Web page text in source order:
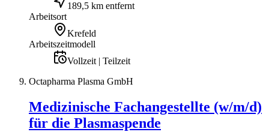
189,5 km entfernt
Arbeitsort
Krefeld
Arbeitszeitmodell
Vollzeit | Teilzeit
Octapharma Plasma GmbH
Medizinische Fachangestellte (w/m/d)
für die Plasmaspende